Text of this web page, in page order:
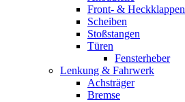
Front- & Heckklappen
Scheiben
Stoßstangen
Türen
Fensterheber
Lenkung & Fahrwerk
Achsträger
Bremse